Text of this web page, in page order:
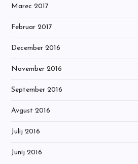
Marec 2017
Februar 2017
December 2016
November 2016
September 2016
Avgust 2016
Julij 2016
Junij 2016